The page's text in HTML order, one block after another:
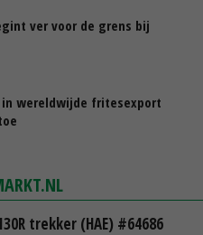
ver voor de grens bij
in wereldwijde fritesexport
trekker (HAE) #64686